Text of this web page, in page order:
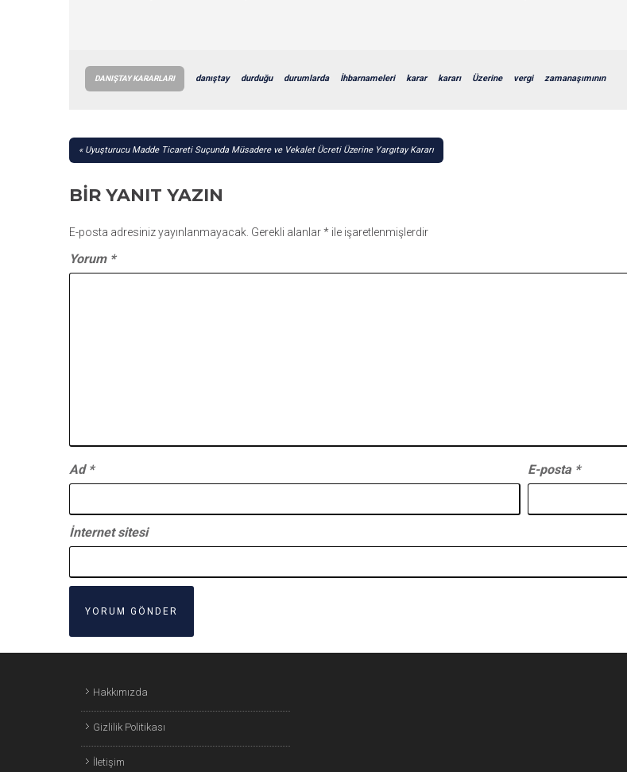
DANIŞTAY KARARLARI danıştay durduğu durumlarda İhbarnameleri karar kararı Üzerine vergi zamanaşımının
YAZI
Uyuşturucu Madde Ticareti Suçunda Müsadere ve Vekalet Ücreti Üzerine Yargıtay Kararı
BIR YANIT YAZIN
E-posta adresiniz yayınlanmayacak. Gerekli alanlar* ile işaretlenmişlerdir
Yorum *
Ad * E-posta *
İnternet sitesi
Hakkımızda
Gizlilik Politikası
İletişim